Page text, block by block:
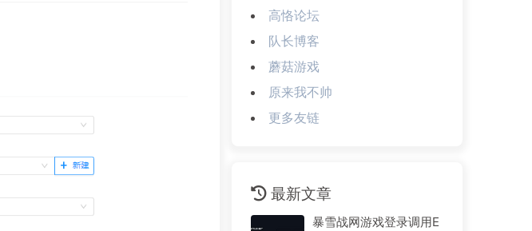
高恪论坛
队长博客
蘑菇游戏
原来我不帅
更多友链
最新文章
暴雪战网游戏登录调用E